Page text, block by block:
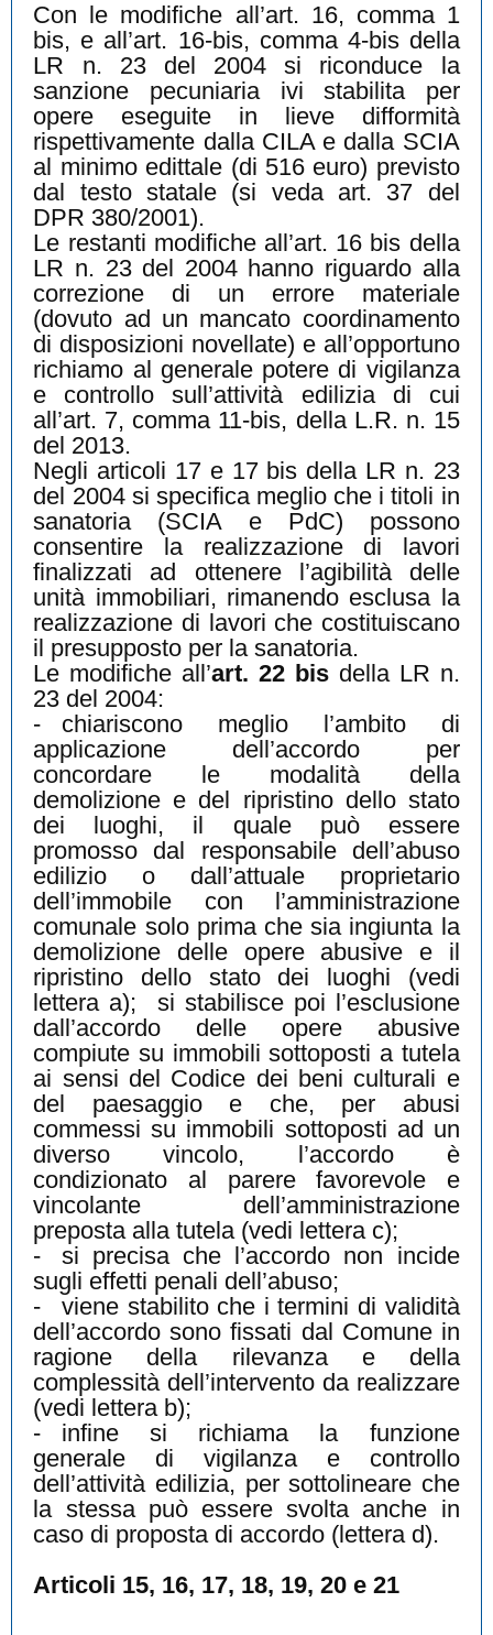
Con le modifiche all’art. 16, comma 1
bis, e all’art. 16-bis, comma 4-bis della
LR n. 23 del 2004 si riconduce la
sanzione pecuniaria ivi stabilita per
opere eseguite in lieve difformità
rispettivamente dalla CILA e dalla SCIA
al minimo edittale (di 516 euro) previsto
dal testo statale (si veda art. 37 del
DPR 380/2001).
Le restanti modifiche all’art. 16 bis della
LR n. 23 del 2004 hanno riguardo alla
correzione di un errore materiale
(dovuto ad un mancato coordinamento
di disposizioni novellate) e all’opportuno
richiamo al generale potere di vigilanza
e controllo sull’attività edilizia di cui
all’art. 7, comma 11-bis, della L.R. n. 15
del 2013.
Negli articoli 17 e 17 bis della LR n. 23
del 2004 si specifica meglio che i titoli in
sanatoria (SCIA e PdC) possono
consentire la realizzazione di lavori
finalizzati ad ottenere l’agibilità delle
unità immobiliari, rimanendo esclusa la
realizzazione di lavori che costituiscano
il presupposto per la sanatoria.
Le modifiche all’art. 22 bis della LR n.
23 del 2004:
-
chiariscono meglio l’ambito di
applicazione dell’accordo per
concordare le modalità della
demolizione e del ripristino dello stato
dei luoghi, il quale può essere
promosso dal responsabile dell’abuso
edilizio o dall’attuale proprietario
dell’immobile con l’amministrazione
comunale solo prima che sia ingiunta la
demolizione delle opere abusive e il
ripristino dello stato dei luoghi (vedi
lettera a);
si stabilisce poi l’esclusione
dall’accordo delle opere abusive
compiute su immobili sottoposti a tutela
ai sensi del Codice dei beni culturali e
del paesaggio e che, per abusi
commessi su immobili sottoposti ad un
diverso vincolo, l’accordo è
condizionato al parere favorevole e
vincolante dell’amministrazione
preposta alla tutela (vedi lettera c);
-
si precisa che l’accordo non incide
sugli effetti penali dell’abuso;
-
viene stabilito che i termini di validità
dell’accordo sono fissati dal Comune in
ragione della rilevanza e della
complessità dell’intervento da realizzare
(vedi lettera b);
-
infine si richiama la funzione
generale di vigilanza e controllo
dell’attività edilizia, per sottolineare che
la stessa può essere svolta anche in
caso di proposta di accordo (lettera d).
Articoli 15, 16, 17, 18, 19, 20 e 21